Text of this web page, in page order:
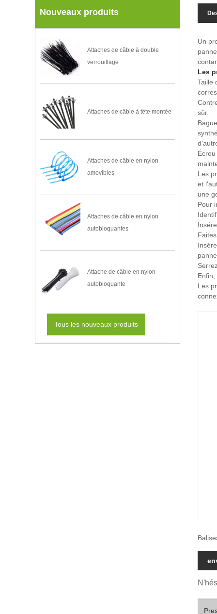
Nouveaux produits
Attaches de câble à double
verrouillage
Attaches de câble à tête montée
Attaches de câble en nylon
amovibles
Attaches de câble en nylon
autobloquantes
Attache de câble en nylon
autobloquante
Tous les nouveaux produits
Un
Les
Taille
sûr.
Les
et
une
Pour
Les